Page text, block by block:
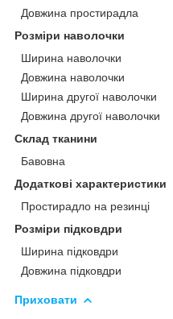
Довжина простирадла
Розміри наволочки
Ширина наволочки
Довжина наволочки
Ширина другої наволочки
Довжина другої наволочки
Склад тканини
Бавовна
Додаткові характеристики
Простирадло на резинці
Розміри підковдри
Ширина підковдри
Довжина підковдри
Приховати